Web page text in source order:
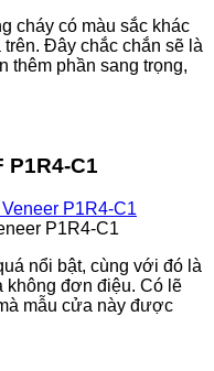
cháy có màu sắc khác
Đây chắc chắn sẽ là
thêm phần sang trọng,
C1
P1R4-C1
nổi bật, cùng với đó là
không đơn điệu. Có lẽ
mẫu cửa này được